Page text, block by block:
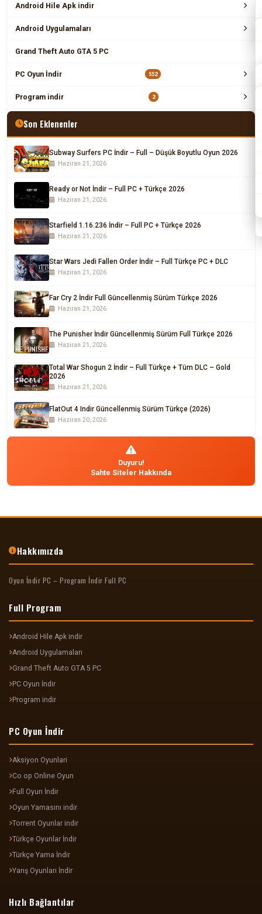
Android Hile Apk indir
Android Uygulamaları
Grand Theft Auto GTA 5 PC
PC Oyun İndir 552
Program indir 2
Son Eklenenler
Subway Surfers PC İndir – Full – Düşük Boyutlu Oyun 2026
Haziran 21, 2026
Ready or Not İndir – Full PC + Türkçe 2026
Haziran 21, 2026
Starfield 1.16.236 İndir – Full PC + Türkçe 2026
Haziran 21, 2026
Star Wars Jedi Fallen Order İndir – Full Türkçe PC + DLC
Haziran 21, 2026
Far Cry 2 İndir Full Güncellenmiş Sürüm Türkçe 2026
Haziran 21, 2026
The Punisher İndir Güncellenmiş Sürüm Full Türkçe 2026
Haziran 21, 2026
Total War Shogun 2 İndir – Full Türkçe + Tüm DLC – Gold
2026
Haziran 21, 2026
FlatOut 4 Indir Güncellenmiş Sürüm Türkçe (2026)
Haziran 20, 2026
Duyuru!
Sahte Siteler Hakkında
Hakkımızda
Oyun İndir PC – Program İndir Full PC
Full Program
Android Hile Apk indir
Android Uygulamaları
Grand Theft Auto GTA 5 PC
PC Oyun İndir
Program indir
PC Oyun İndir
Aksiyon Oyunlari
Co op Online Oyun
Full Oyun İndir
Oyun Yamasını indir
Torrent Oyunlar indir
Türkçe Oyunlar İndir
Türkçe Yama İndir
Yarış Oyunları İndir
Hızlı Bağlantılar